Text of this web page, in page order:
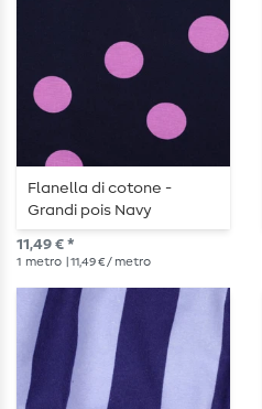
Flanella di cotone -
Grandi pois Navy
11,49 € *
1 metro | 11,49 € / metro